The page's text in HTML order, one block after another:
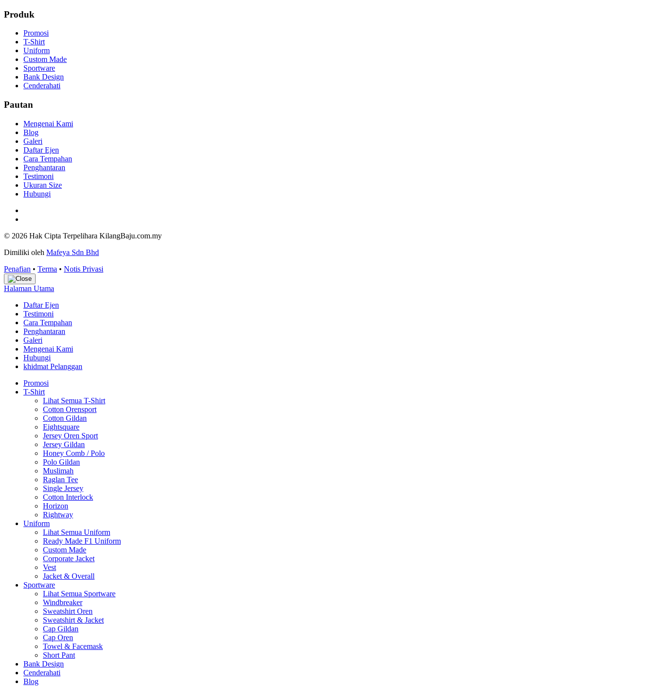
Produk
Promosi
T-Shirt
Uniform
Custom Made
Sportware
Bank Design
Cenderahati
Pautan
Mengenai Kami
Blog
Galeri
Daftar Ejen
Cara Tempahan
Penghantaran
Testimoni
Ukuran Size
Hubungi
© 2026 Hak Cipta Terpelihara KilangBaju.com.my
Dimiliki oleh Mafeya Sdn Bhd
Penafian • Terma • Notis Privasi
Halaman Utama
Daftar Ejen
Testimoni
Cara Tempahan
Penghantaran
Galeri
Mengenai Kami
Hubungi
khidmat Pelanggan
Promosi
T-Shirt
Lihat Semua T-Shirt
Cotton Orensport
Cotton Gildan
Eightsquare
Jersey Oren Sport
Jersey Gildan
Honey Comb / Polo
Polo Gildan
Muslimah
Raglan Tee
Single Jersey
Cotton Interlock
Horizon
Rightway
Uniform
Lihat Semua Uniform
Ready Made F1 Uniform
Custom Made
Corporate Jacket
Vest
Jacket & Overall
Sportware
Lihat Semua Sportware
Windbreaker
Sweatshirt Oren
Sweatshirt & Jacket
Cap Gildan
Cap Oren
Towel & Facemask
Short Pant
Bank Design
Cenderahati
Blog